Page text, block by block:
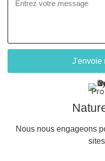
J'envoie
Nous nous engageons